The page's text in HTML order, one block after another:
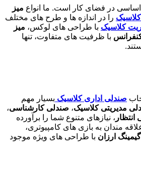
در فضای کار است. ما انواع میز
را در اندازه ها و طرح های مختلف
کلاسیک با طراحی های لوکس، میز
با ظرفیت های متفاوت، تنها
.
صندلی اداری کلاسیک بسیار مهم
مدیریتی کلاسیک، صندلی کارشناسی،
، نیازهای متنوع شما را برآورده
مندان به بازی های کامپیوتری،
ارزان با طراحی های ویژه موجود